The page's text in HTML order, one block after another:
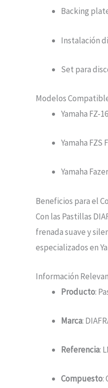
Backing
Instalación
Set para
Modelos
Yamaha FZ-
Yamaha FZS
Yamaha
Beneficios para el
Con las Pastillas
frenada suave y
especializados en
Información
Producto:
Marca:
Referencia:
Compuesto: